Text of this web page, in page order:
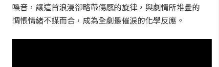
嗓音，讓這首浪漫卻略帶傷感的旋律，與劇情所堆疊的
惆悵情緒不謀而合，成為全劇最催淚的化學反應。